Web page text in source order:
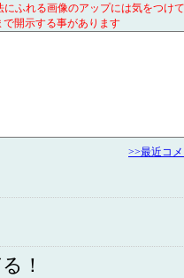
ふれる画像のアップには気をつけ
開示する事があります
>>最近コ
！